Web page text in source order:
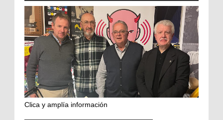
Clica y amplía información